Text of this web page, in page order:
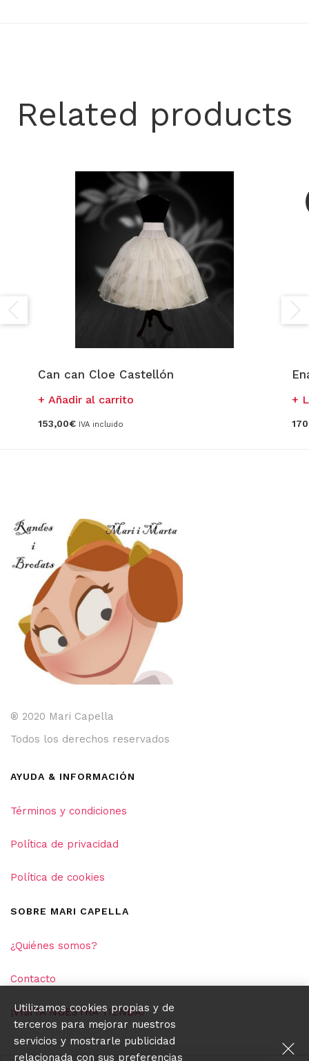
Related products
Can can Cloe Castellón
Añadir al carrito
153,00€ IVA incluido
® 2020 Mari Capella
Todos los derechos reservados
AYUDA & INFORMACIÓN
Términos y condiciones
Política de privacidad
Política de cookies
SOBRE MARI CAPELLA
¿Quiénes somos?
Contacto
¡VISITA NUESTRA TIENDA!
Utilizamos cookies propias y de
terceros para mejorar nuestros
servicios y mostrarle publicidad
relacionada con sus preferencias